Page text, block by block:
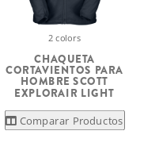
2 colors
CHAQUETA
CORTAVIENTOS PARA
HOMBRE SCOTT
EXPLORAIR LIGHT
Comparar Productos